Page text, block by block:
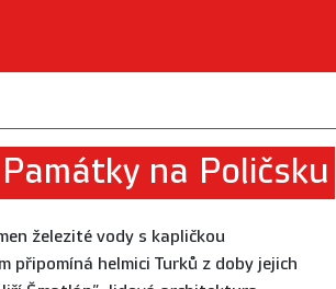
Památky na Poličsku
železité vody s kapličkou
helmici Turků z doby jejich